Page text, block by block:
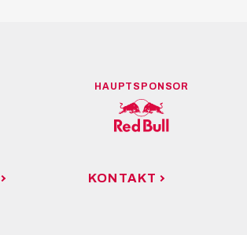
HAUPTSPONSOR
KONTAKT